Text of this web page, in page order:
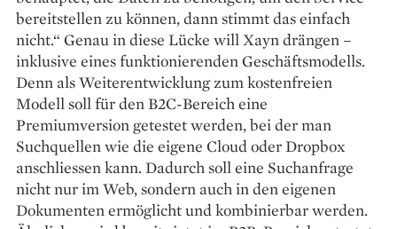
bereitstellen zu können, dann stimmt das einfach
nicht.“ Genau in diese Lücke will Xayn drängen –
inklusive eines funktionierenden Geschäftsmodells.
Denn als Weiter­entwicklung zum kostenfreien
Modell soll für den B2C-Bereich eine
Premiumversion getestet werden, bei der man
Suchquellen wie die eigene Cloud oder Dropbox
anschliessen kann. Dadurch soll eine Suchanfrage
nicht nur im Web, sondern auch in den eigenen
Dokumenten ermöglicht und kombinierbar werden.